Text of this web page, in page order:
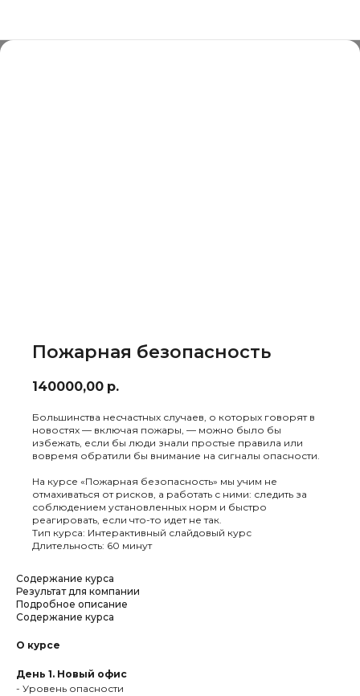
Пожарная безопасность
140000,00 р.
Большинства несчастных случаев, о которых говорят в
новостях — включая пожары, — можно было бы
избежать, если бы люди знали простые правила или
вовремя обратили бы внимание на сигналы опасности.
На курсе «Пожарная безопасность» мы учим не
отмахиваться от рисков, а работать с ними: следить за
соблюдением установленных норм и быстро
реагировать, если что-то идет не так.
Тип курса: Интерактивный слайдовый курс
Длительность: 60 минут
Содержание курса
Результат для компании
Подробное описание
Содержание курса
О курсе
День 1. Новый офис
- Уровень опасности